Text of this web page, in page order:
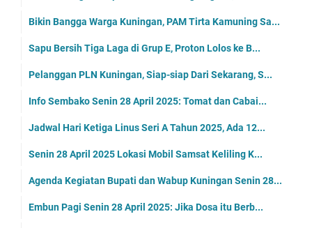
Bikin Bangga Warga Kuningan, PAM Tirta Kamuning Sa...
Sapu Bersih Tiga Laga di Grup E, Proton Lolos ke B...
Pelanggan PLN Kuningan, Siap-siap Dari Sekarang, S...
Info Sembako Senin 28 April 2025: Tomat dan Cabai...
Jadwal Hari Ketiga Linus Seri A Tahun 2025, Ada 12...
Senin 28 April 2025 Lokasi Mobil Samsat Keliling K...
Agenda Kegiatan Bupati dan Wabup Kuningan Senin 28...
Embun Pagi Senin 28 April 2025: Jika Dosa itu Berb...